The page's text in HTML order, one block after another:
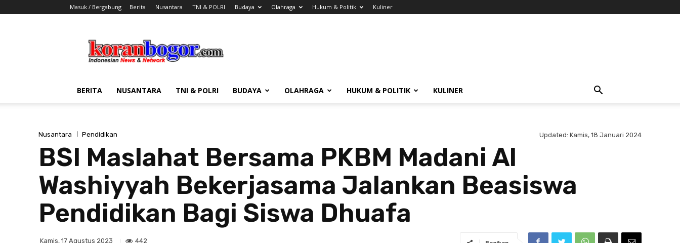
Masuk / Bergabung Berita Nusantara TNI & POLRI Budaya Olahraga Hukum & Politik Kuliner
Bogor
BERITA NUSANTARA TNI & POLRI BUDAYA OLAHRAGA HUKUM & POLITIK KULINER
Nusantara Pendidikan Updated: Kamis, 18 Januari 2024
BSI Maslahat Bersama PKBM Madani Al
Washiyyah Bekerjasama Jalankan Beasiswa
Pendidikan Bagi Siswa Dhuafa
Kamis, 17 Agustus 2023 442